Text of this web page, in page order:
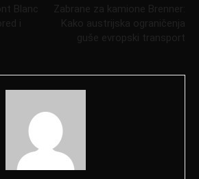
Blanc
i
Zabrane za kamione Brenner:
Kako austrijska ograničenja
guše evropski transport